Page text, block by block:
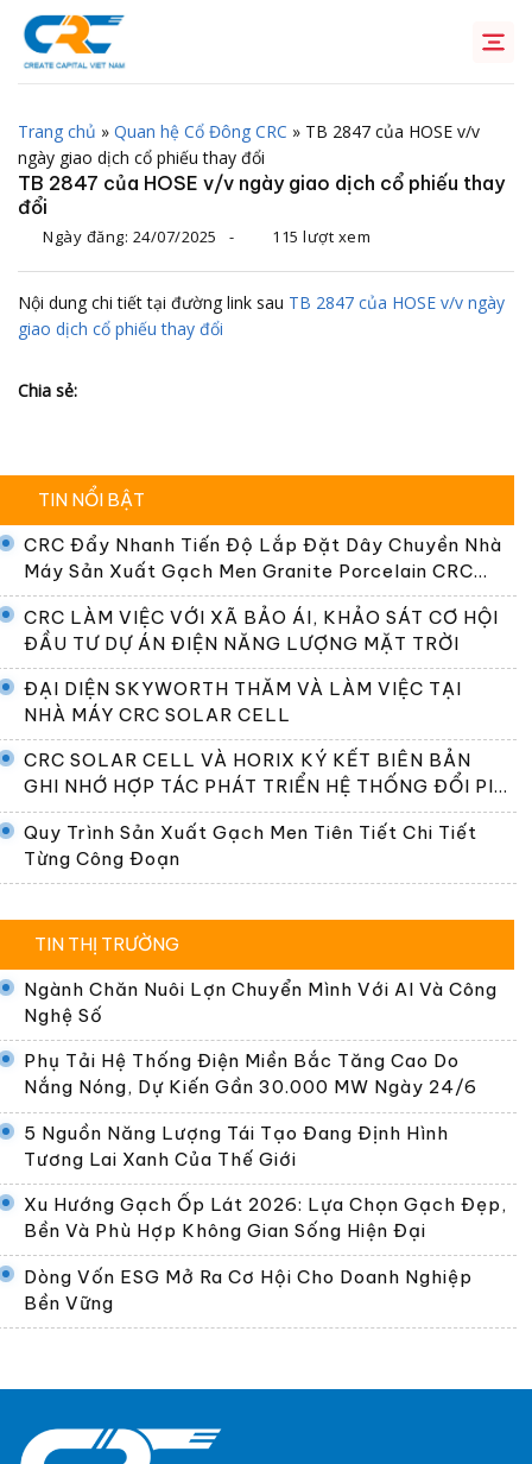
Chuyển
đến
dung
Trang chủ » Quan hệ Cổ Đông CRC » TB 2847 của HOSE v/v
ngày giao dịch cổ phiếu thay đổi
TB 2847 của HOSE v/v ngày giao dịch cổ phiếu thay
đổi
Ngày đăng: 24/07/2025 - 115 lượt xem
Nội dung chi tiết tại đường link sau TB 2847 của HOSE v/v ngày
giao dịch cổ phiếu thay đổi
Chia sẻ:
TIN NỔI BẬT
CRC Đẩy Nhanh Tiến Độ Lắp Đặt Dây Chuyền Nhà
Máy Sản Xuất Gạch Men Granite Porcelain CRC
Premier
CRC LÀM VIỆC VỚI XÃ BẢO ÁI, KHẢO SÁT CƠ HỘI
ĐẦU TƯ DỰ ÁN ĐIỆN NĂNG LƯỢNG MẶT TRỜI
ĐẠI DIỆN SKYWORTH THĂM VÀ LÀM VIỆC TẠI
NHÀ MÁY CRC SOLAR CELL
CRC SOLAR CELL VÀ HORIX KÝ KẾT BIÊN BẢN
GHI NHỚ HỢP TÁC PHÁT TRIỂN HỆ THỐNG ĐỔI PIN
TẠI VIỆT NAM
Quy Trình Sản Xuất Gạch Men Tiên Tiết Chi Tiết
Từng Công Đoạn
TIN THỊ TRƯỜNG
Ngành Chăn Nuôi Lợn Chuyển Mình Với AI Và Công
Nghệ Số
Phụ Tải Hệ Thống Điện Miền Bắc Tăng Cao Do
Nắng Nóng, Dự Kiến Gần 30.000 MW Ngày 24/6
5 Nguồn Năng Lượng Tái Tạo Đang Định Hình
Tương Lai Xanh Của Thế Giới
Xu Hướng Gạch Ốp Lát 2026: Lựa Chọn Gạch Đẹp,
Bền Và Phù Hợp Không Gian Sống Hiện Đại
Dòng Vốn ESG Mở Ra Cơ Hội Cho Doanh Nghiệp
Bền Vững